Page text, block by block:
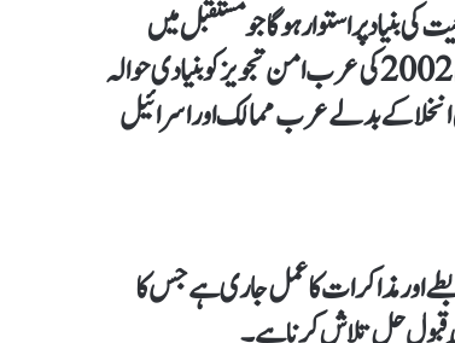
پر استوار ہوگاجو مستقبل میں
وسیع تر امن عمل کی راہ ہموار کرسکتا ہے۔لبنان اپنی سفارتی حکمت عملی میں 2002 کی عرب امن تجویز کو بنیادی حوالہ
انخلا کے بدلے عرب ممالک اور اسرائیل
اور مذاکرات کا عمل جاری ہےجس کا
حل تلاش کرنا ہے۔